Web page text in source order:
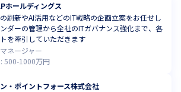
ホールディングス
刷新やAI活用などのIT戦略の企画立案をお任せし
ダーの管理から全社のITガバナンス強化まで、各
を牽引していただきます
ネージャー
500-1000万円
・ポイントフォース株式会社